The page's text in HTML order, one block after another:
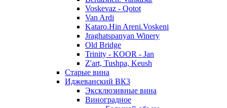
Voskevaz - Qotot
Van Ardi
Kataro.Hin Areni.Voskeni
Jraghatspanyan Winery
Old Bridge
Trinity - KOOR - Jan
Z'art, Tushpa, Keush
Старые вина
Иджеванский ВК3
Эксклюзивные вина
Виноградное